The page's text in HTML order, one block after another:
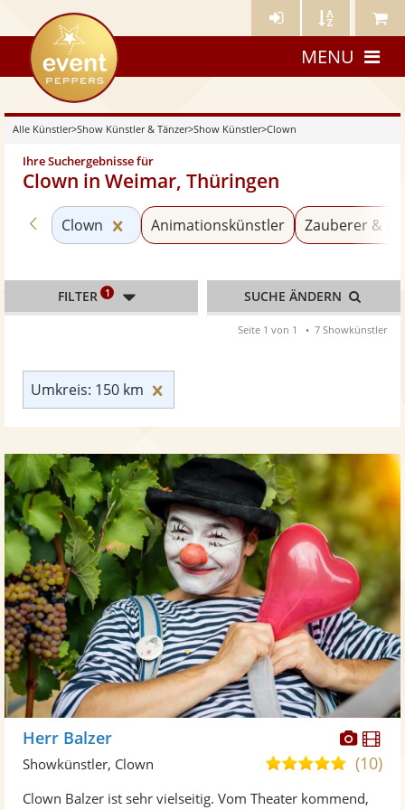
Künstler- Künstler Meine
eventpeppers
MENU
Alle Künstler>Show Künstler & Tänzer>Show Künstler>Clown
Ihre Suchergebnisse für
Clown in Weimar, Thüringen
Zurück zu «Show Künstler»
Clown Kategorie «Clown» zurücksetzen
Animationskünstler Zauberer &
Umkreis: 150 km
FILTER 1 SUCHE ÄNDERN
Seite 1 von 1 7 Showkünstler
Fotos
Herr Balzer
5,0(10)
Showkünstler, Clown
Clown Balzer ist sehr vielseitig. Vom Theater kommend,